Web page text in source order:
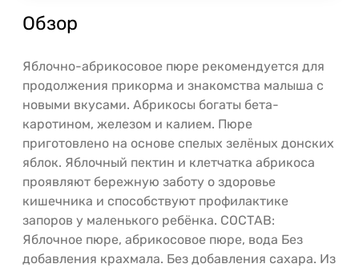
Обзор
Яблочно-абрикосовое пюре рекомендуется для
продолжения прикорма и знакомства малыша с
новыми вкусами. Абрикосы богаты бета-
каротином, железом и калием. Пюре
приготовлено на основе спелых зелёных донских
яблок. Яблочный пектин и клетчатка абрикоса
проявляют бережную заботу о здоровье
кишечника и способствуют профилактике
запоров у маленького ребёнка. СОСТАВ:
Яблочное пюре, абрикосовое пюре, вода Без
добавления крахмала. Без добавления сахара. Из